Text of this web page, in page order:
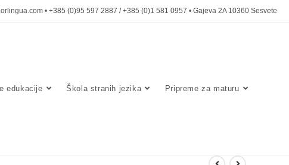
• +385 (0)95 597 2887 / +385 (0)1 581 0957 • Gajeva 2A 10360 Sesvete
edukacije Škola stranih jezika Pripreme za maturu